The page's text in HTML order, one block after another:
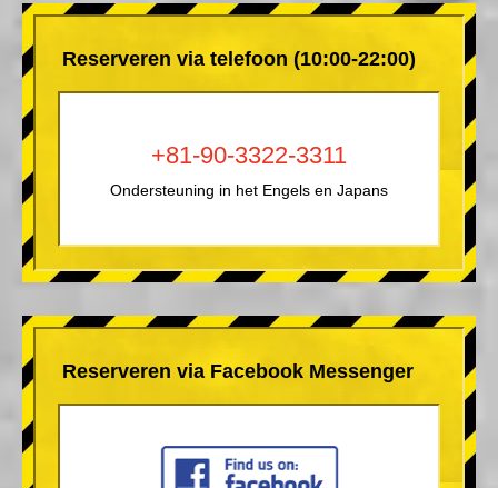
Reserveren via telefoon (10:00-22:00)
+81-90-3322-3311
Ondersteuning in het Engels en Japans
Reserveren via Facebook Messenger